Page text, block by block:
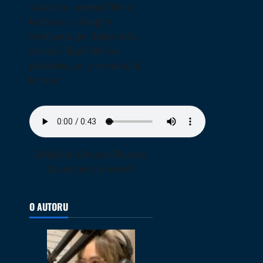
saradnje, razvoju filma i
kod nas i u drugim
zemljama. Jer, kako kaže
Goran Filipaš film će
preživeti, jer je umetnički
format.
Zaključak Gorana Filipaša,
šta će biti s filmom?
O AUTORU